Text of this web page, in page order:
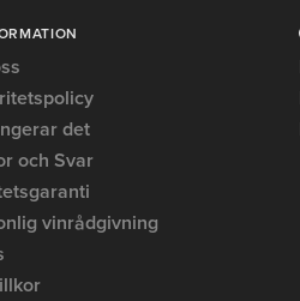
det
och Svar
vinrådgivning